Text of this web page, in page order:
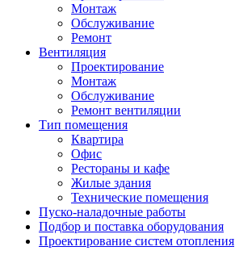
Монтаж
Обслуживание
Ремонт
Вентиляция
Проектирование
Монтаж
Обслуживание
Ремонт вентиляции
Тип помещения
Квартира
Офис
Рестораны и кафе
Жилые здания
Технические помещения
Пуско-наладочные работы
Подбор и поставка оборудования
Проектирование систем отопления